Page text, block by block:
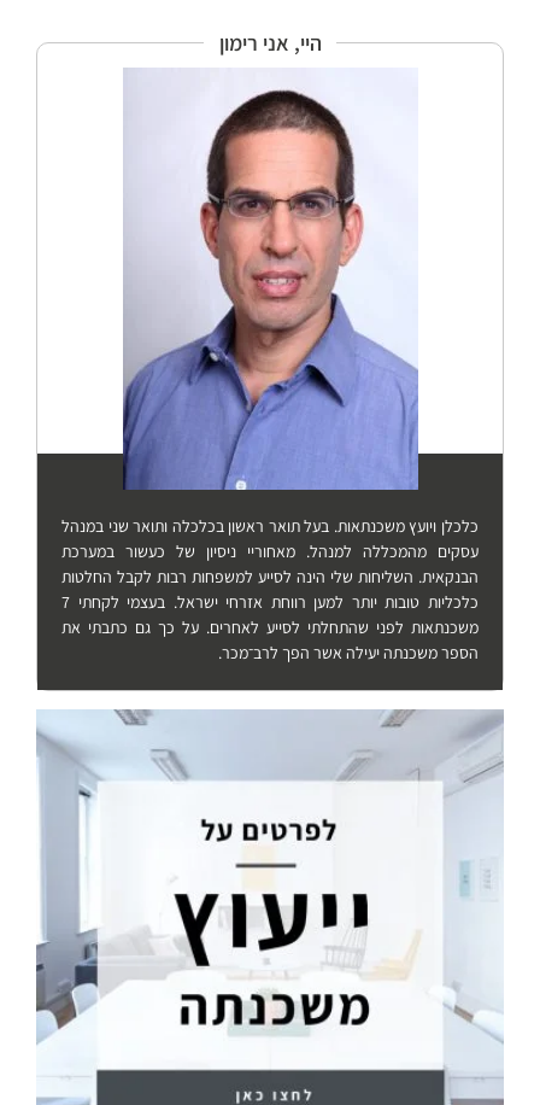
היי, אני רימון
כלכלן ויועץ משכנתאות. בעל תואר ראשון בכלכלה ותואר שני במנהל
עסקים מהמכללה למנהל. מאחוריי ניסיון של כעשור במערכת
הבנקאית. השליחות שלי הינה לסייע למשפחות רבות לקבל החלטות
כלכליות טובות יותר למען רווחת אזרחי ישראל. בעצמי לקחתי 7
משכנתאות לפני שהתחלתי לסייע לאחרים. על כך גם כתבתי את
הספר משכנתה יעילה אשר הפך לרב־מכר.